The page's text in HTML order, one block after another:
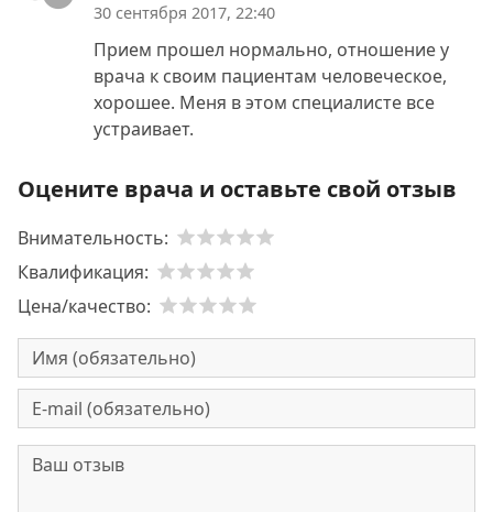
30 сентября 2017, 22:40
Прием прошел нормально, отношение у
врача к своим пациентам человеческое,
хорошее. Меня в этом специалисте все
устраивает.
Оцените врача и оставьте свой отзыв
Внимательность:
Квалификация:
Цена/качество: